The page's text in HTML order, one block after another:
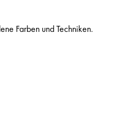
Farben und Techniken.